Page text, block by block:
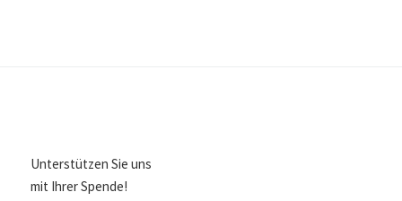
Unterstützen Sie uns
mit Ihrer Spende!